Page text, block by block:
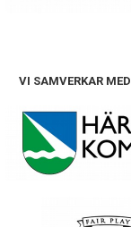
VI SAMVERKAR MED